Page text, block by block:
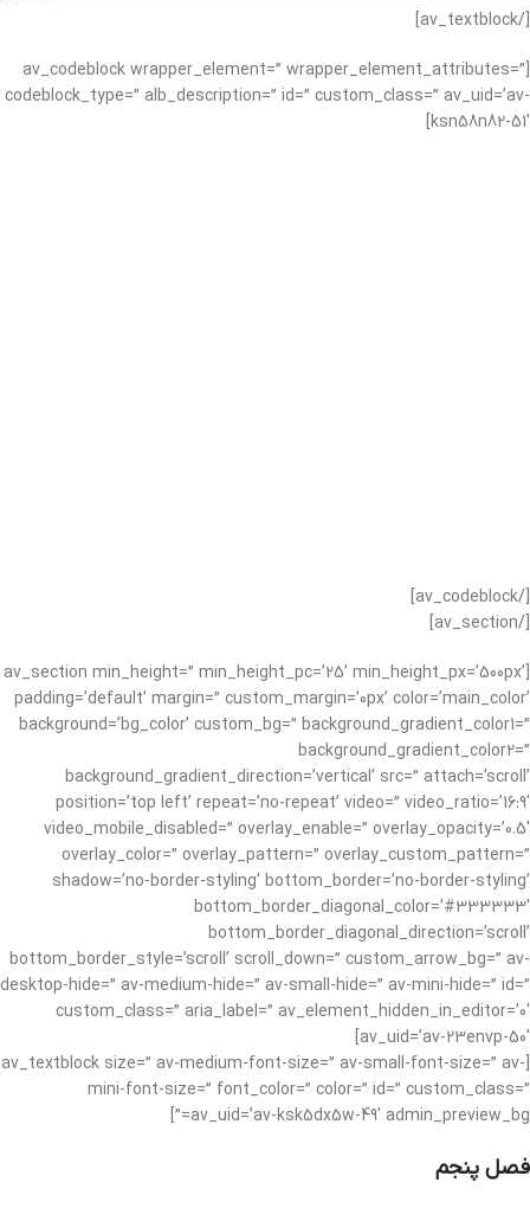
[/av_textblock]
[av_codeblock wrapper_element=” wrapper_element_attributes=”
codeblock_type=” alb_description=” id=” custom_class=” av_uid=’av-
ksn58n82-51′]
[/av_codeblock]
[/av_section]
[av_section min_height=” min_height_pc=’25’ min_height_px=’500px’
padding=’default’ margin=” custom_margin=’0px’ color=’main_color’
background=’bg_color’ custom_bg=” background_gradient_color1=”
background_gradient_color2=”
background_gradient_direction=’vertical’ src=” attach=’scroll’
position=’top left’ repeat=’no-repeat’ video=” video_ratio=’16:9′
video_mobile_disabled=” overlay_enable=” overlay_opacity=’0.5′
overlay_color=” overlay_pattern=” overlay_custom_pattern=”
shadow=’no-border-styling’ bottom_border=’no-border-styling’
bottom_border_diagonal_color=’#333333′
bottom_border_diagonal_direction=’scroll’
bottom_border_style=’scroll’ scroll_down=” custom_arrow_bg=” av-
desktop-hide=” av-medium-hide=” av-small-hide=” av-mini-hide=” id=”
custom_class=” aria_label=” av_element_hidden_in_editor=’0′
av_uid=’av-23envp-50′]
[av_textblock size=” av-medium-font-size=” av-small-font-size=” av-
mini-font-size=” font_color=” color=” id=” custom_class=”
av_uid=’av-ksk5dx5w-49′ admin_preview_bg=”]
فصل پنجم